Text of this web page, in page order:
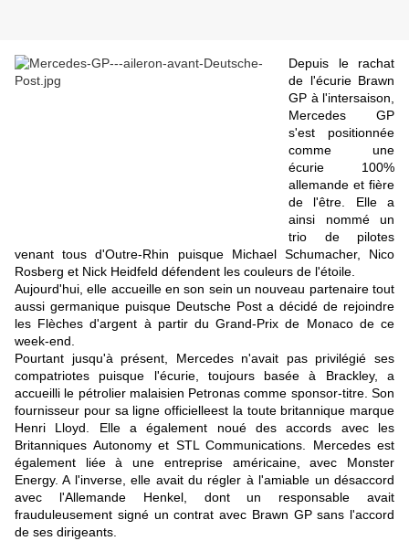
Depuis le rachat
de l'écurie Brawn
GP à l'intersaison,
Mercedes GP
s'est positionnée
comme une
écurie 100%
allemande et fière
de l'être. Elle a
ainsi nommé un
trio de pilotes
venant tous d'Outre-Rhin puisque Michael Schumacher, Nico
Rosberg et Nick Heidfeld défendent les couleurs de l'étoile.
Aujourd'hui, elle accueille en son sein un nouveau partenaire tout
aussi germanique puisque Deutsche Post a décidé de rejoindre
les Flèches d'argent à partir du Grand-Prix de Monaco de ce
week-end.
Pourtant jusqu'à présent, Mercedes n'avait pas privilégié ses
compatriotes puisque l'écurie, toujours basée à Brackley, a
accueilli le pétrolier malaisien Petronas comme sponsor-titre.Son
fournisseur pour sa ligne officielleest la toute britannique marque
Henri Lloyd. Elle a également noué des accords avec les
Britanniques Autonomyet STL Communications . Mercedes est
également liée à une entreprise américaine, avec Monster
Energy. A l'inverse, elle avait du régler à l'amiable un désaccord
avec l'Allemande Henkel, dont un responsable avait
frauduleusement signé un contrat avec Brawn GP sans l'accord
de ses dirigeants.